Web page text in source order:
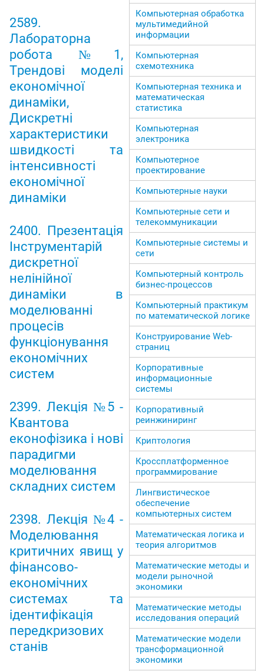
2589.
Лабораторна
робота №1,
Трендові моделі
економічної
динаміки,
Дискретні
характеристики
швидкості та
інтенсивності
економічної
динаміки
2400. Презентація
Інструментарій
дискретної
нелінійної
динаміки в
моделюванні
процесів
функціонування
економічних
систем
2399. Лекція №5 -
Квантова
еконофізика і нові
парадигми
моделювання
складних систем
2398. Лекція №4 -
Моделювання
критичних явищ у
фінансово-
економічних
системах та
ідентифікація
передкризових
станів
Компьютерная обработка
мультимедийной
информации
Компьютерная
схемотехника
Компьютерная техника и
математическая
статистика
Компьютерная
электроника
Компьютерное
проектирование
Компьютерные науки
Компьютерные сети и
телекоммуникации
Компьютерные системы и
сети
Компьютерный контроль
бизнес-процессов
Компьютерный практикум
по математической логике
Конструирование Web-
страниц
Корпоративные
информационные
системы
Корпоративный
реинжиниринг
Криптология
Кроссплатформенное
программирование
Лингвистическое
обеспечение
компьютерных систем
Математическая логика и
теория алгоритмов
Математические методы и
модели рыночной
экономики
Математические методы
исследования операций
Математические модели
трансформационной
экономики